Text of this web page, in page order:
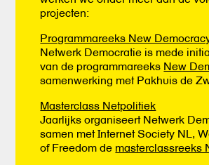
projecten:
Programmareeks New
Netwerk Democratie is mede
van de programmareeks New
samenwerking met Pakhuis de
Masterclass Netpolitiek
Jaarlijks organiseert Netwerk
samen met Internet Society NL,
of Freedom de masterclassreeks